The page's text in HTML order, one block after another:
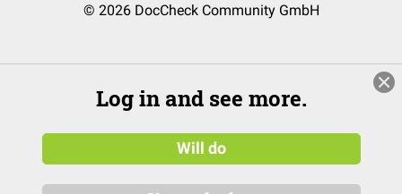
© 2026 DocCheck Community GmbH
Log in and see more.
Will do